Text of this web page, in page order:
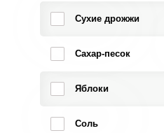
Сухие дрожжи
Сахар-песок
Яблоки
Соль